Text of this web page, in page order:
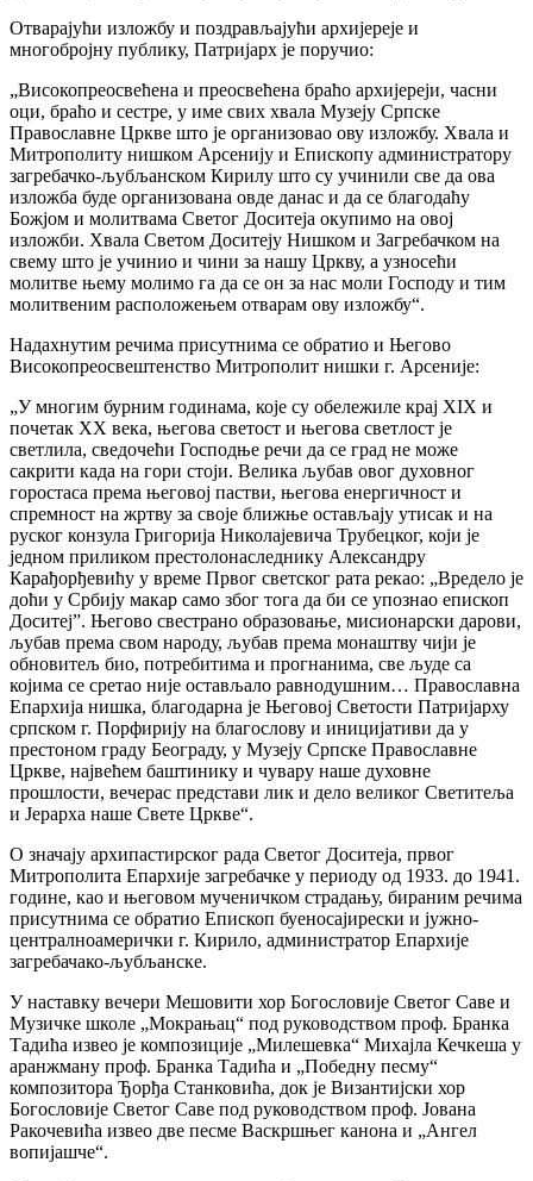
Отварајући изложбу и поздрављајући архијереје и
многобројну публику, Патријарх је поручио:
„Високопреосвећена и преосвећена браћо архијереји, часни
оци, браћо и сестре, у име свих хвала Музеју Српске
Православне Цркве што је организовао ову изложбу. Хвала и
Митрополиту нишком Арсенију и Епископу администратору
загребачко-љубљанском Кирилу што су учинили све да ова
изложба буде организована овде данас и да се благодаћу
Божјом и молитвама Светог Доситеја окупимо на овој
изложби. Хвала Светом Доситеју Нишком и Загребачком на
свему што је учинио и чини за нашу Цркву, а узносећи
молитве њему молимо га да се он за нас моли Господу и тим
молитвеним расположењем отварам ову изложбу“.
Надахнутим речима присутнима се обратио и Његово
Високопреосвештенство Митрополит нишки г. Арсеније:
„У многим бурним годинама, које су обележиле крај XIX и
почетак ХХ века, његова светост и његова светлост је
светлила, сведочећи Господње речи да се град не може
сакрити када на гори стоји. Велика љубав овог духовног
горостаса према његовој пастви, његова енергичност и
спремност на жртву за своје ближње остављају утисак и на
руског конзула Григорија Николајевича Трубецког, који је
једном приликом престолонаследнику Александру
Карађорђевићу у време Првог светског рата рекао: „Вредело је
доћи у Србију макар само због тога да би се упознао епископ
Доситеј”. Његово свестрано образовање, мисионарски дарови,
љубав према свом народу, љубав према монаштву чији је
обновитељ био, потребитима и прогнанима, све људе са
којима се сретао није остављало равнодушним… Православна
Епархија нишка, благодарна је Његовој Светости Патријарху
српском г. Порфирију на благослову и иницијативи да у
престоном граду Београду, у Музеју Српске Православне
Цркве, највећем баштинику и чувару наше духовне
прошлости, вечерас представи лик и дело великог Светитеља
и Јерарха наше Свете Цркве“.
О значају архипастирског рада Светог Доситеја, првог
Митрополита Епархије загребачке у периоду од 1933. до 1941.
године, као и његовом мученичком страдању, бираним речима
присутнима се обратио Епископ буеносајирески и јужно-
централноамерички г. Кирило, администратор Епархије
загребачако-љубљанске.
У наставку вечери Мешовити хор Богословије Светог Саве и
Музичке школе „Мокрањац“ под руководством проф. Бранка
Тадића извео је композиције „Милешевка“ Михајла Кечкеша у
аранжману проф. Бранка Тадића и „Победну песму“
композитора Ђорђа Станковића, док је Византијски хор
Богословије Светог Саве под руководством проф. Јована
Ракочевића извео две песме Васкршњег канона и „Ангел
вопијашче“.